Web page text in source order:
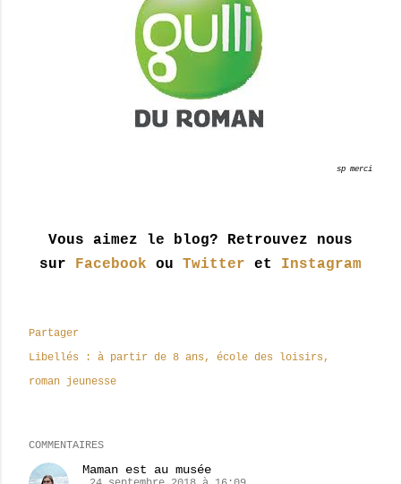
sp merci
Vous aimez le blog? Retrouvez nous
sur Facebook ou Twitter et Instagram
Partager
Libellés :
à partir de 8 ans
école des loisirs
roman jeunesse
COMMENTAIRES
Maman est au musée